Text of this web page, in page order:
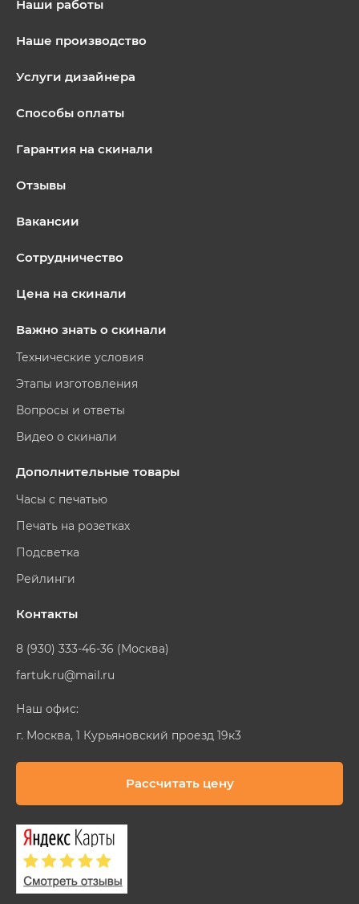
Наши работы
Наше производство
Услуги дизайнера
Способы оплаты
Гарантия на скинали
Отзывы
Вакансии
Сотрудничество
Цена на скинали
Важно знать о скинали
Технические условия
Этапы изготовления
Вопросы и ответы
Видео о скинали
Дополнительные товары
Часы с печатью
Печать на розетках
Подсветка
Рейлинги
Контакты
8 (930) 333-46-36 (Москва)
fartuk.ru@mail.ru
Наш офис:
г. Москва, 1 Курьяновский проезд 19к3
Рассчитать цену